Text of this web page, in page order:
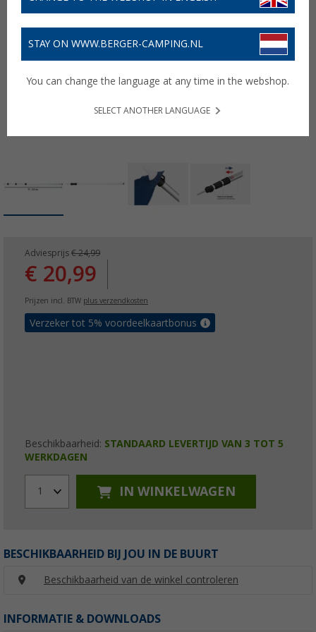
Adviesprijs € 24,99
€ 20,99
Prijzen incl. BTW plus verzendkosten
Verzeker tot 5% voordeelkaartbonus
Beschikbaarheid: STANDAARD LEVERTIJD VAN 3 TOT 5
WERKDAGEN
1 IN WINKELWAGEN
BESCHIKBAARHEID BIJ JOU IN DE BUURT
Beschikbaarheid van de winkel controleren
INFORMATIE & DOWNLOADS
STAY ON WWW.BERGER-CAMPING.NL
You can change the language at any time in the webshop.
SELECT ANOTHER LANGUAGE